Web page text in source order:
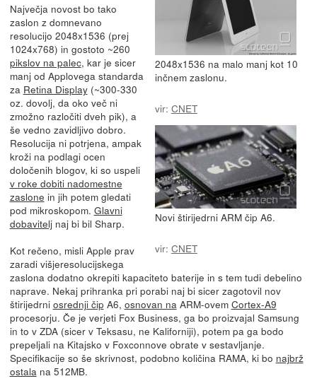
2048x1536 na malo manj kot 10
inčnem zaslonu.
vir: CNET
Novi štirijedrni ARM čip A6.
vir: CNET
Največja novost bo tako
zaslon z domnevano
resolucijo 2048x1536 (prej
1024x768) in gostoto ~260
pikslov na palec, kar je sicer
manj od Applovega standarda
za Retina Display(~300-330
oz. dovolj, da oko več ni
zmožno razločiti dveh pik), a
še vedno zavidljivo dobro.
Resolucija ni potrjena, ampak
kroži na podlagi ocen
določenih blogov, ki so uspeli
v roke dobiti nadomestne
zaslone in jih potem gledati
pod mikroskopom. Glavni
dobaviteljnaj bi bil Sharp.
Kot rečeno, misli Apple prav
zaradi višjeresolucijskega
zaslona dodatno okrepiti kapaciteto baterije in s tem tudi debelino
naprave. Nekaj prihranka pri porabi naj bi sicer zagotovil nov
štirijedrni osrednji čip A6, osnovan na ARM-ovem Cortex-A9
procesorju. Če je verjeti Fox Business, ga bo proizvajal Samsung
in to v ZDA (sicer v Teksasu, ne Kaliforniji), potem pa ga bodo
prepeljali na Kitajsko v Foxconnove obrate v sestavljanje.
Specifikacije so še skrivnost, podobno količina RAMA, ki bo najbrž
ostala na 512MB.